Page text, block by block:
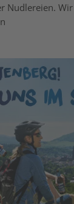
Nudlereien.